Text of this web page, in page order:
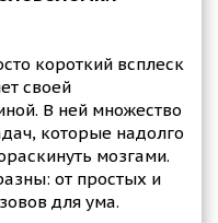
короткий всплеск
своей
В ней множество
которые надолго
мозгами.
от простых и
для ума.